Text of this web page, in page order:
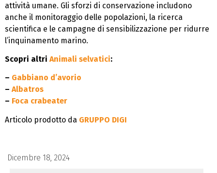
attività umane. Gli sforzi di conservazione includono
anche il monitoraggio delle popolazioni, la ricerca
scientifica e le campagne di sensibilizzazione per ridurre
l’inquinamento marino.
Scopri altri Animali selvatici:
– Gabbiano d’avorio
– Albatros
– Foca crabeater
Articolo prodotto da GRUPPO DIGI
Dicembre 18, 2024